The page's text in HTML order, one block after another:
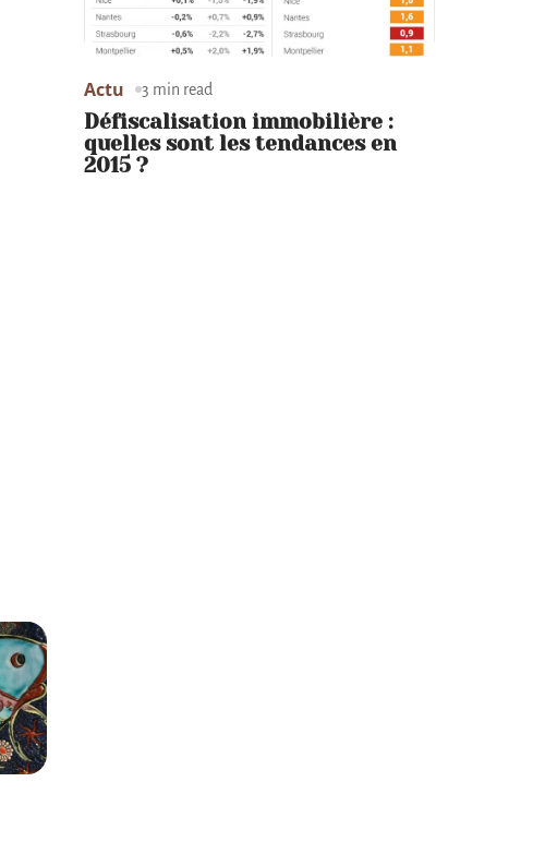
Actu 3 min read
Défiscalisation immobilière :
quelles sont les tendances en
2015 ?